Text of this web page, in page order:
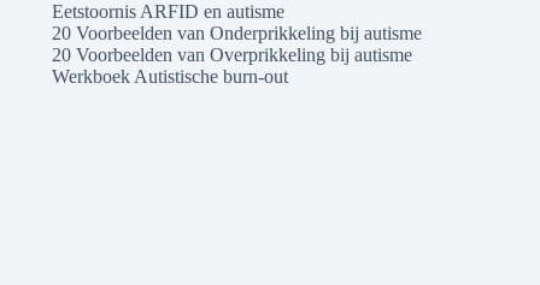
Eetstoornis ARFID en autisme
20 Voorbeelden van Onderprikkeling bij autisme
20 Voorbeelden van Overprikkeling bij autisme
Werkboek Autistische burn-out